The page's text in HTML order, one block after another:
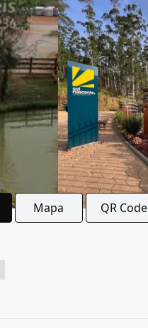
Mapa QR Code